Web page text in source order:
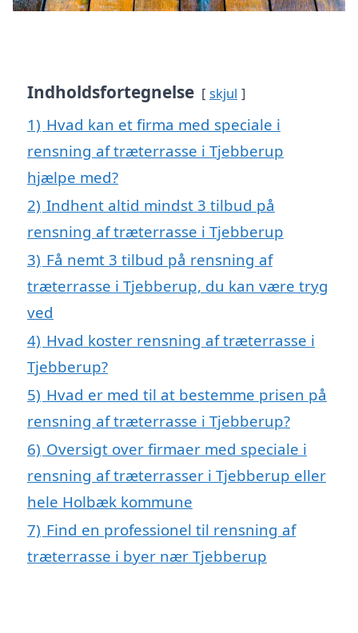
Indholdsfortegnelse skjul
1) Hvad kan et firma med speciale i
rensning af træterrasse i Tjebberup
hjælpe med?
2) Indhent altid mindst 3 tilbud på
rensning af træterrasse i Tjebberup
3) Få nemt 3 tilbud på rensning af
træterrasse i Tjebberup, du kan være tryg
ved
4) Hvad koster rensning af træterrasse i
Tjebberup?
5) Hvad er med til at bestemme prisen på
rensning af træterrasse i Tjebberup?
6) Oversigt over firmaer med speciale i
rensning af træterrasser i Tjebberup eller
hele Holbæk kommune
7) Find en professionel til rensning af
træterrasse i byer nær Tjebberup